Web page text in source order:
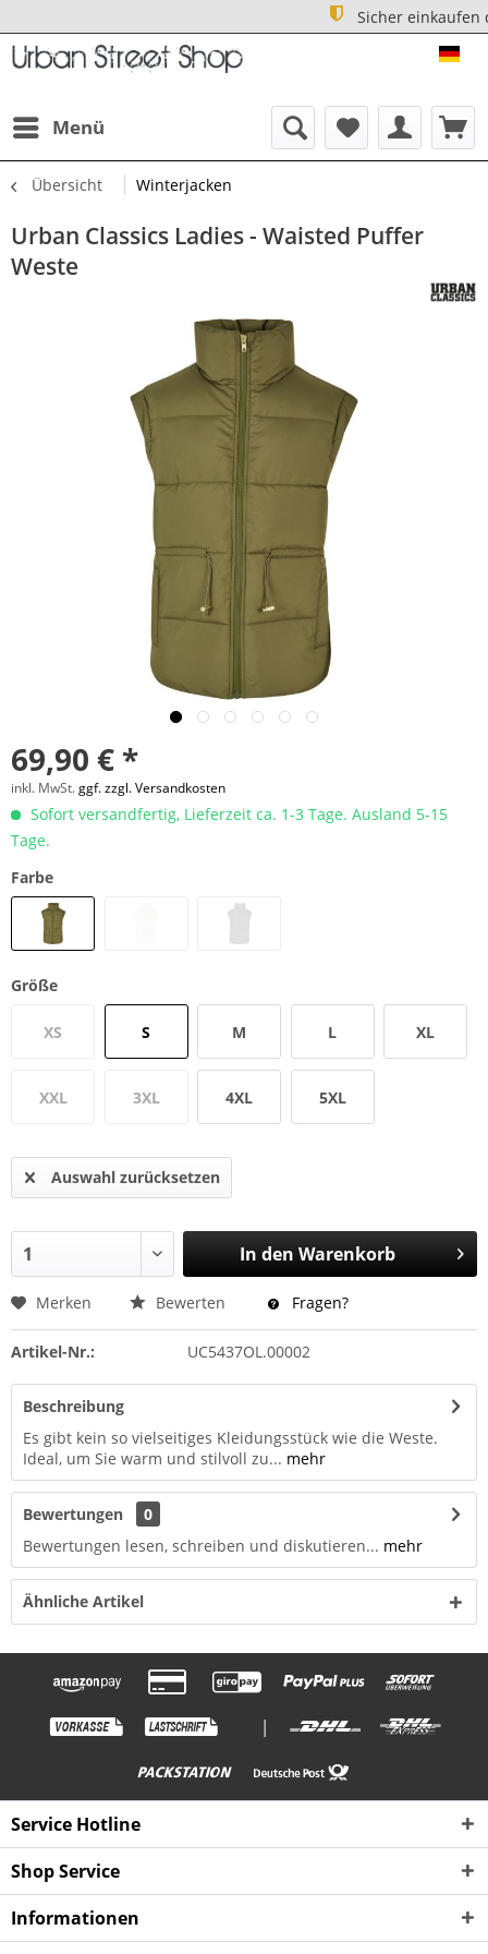
1
Sicher einkaufen
Menü
Übersicht Winterjacken
Urban Classics Ladies - Waisted Puffer
Weste
69,90 € *
inkl. MwSt.ggf. zzgl. Versandkosten
Sofort versandfertig, Lieferzeit ca. 1-3 Tage. Ausland 5-15
Tage.
Farbe
Größe
XS S M L XL
XXL 3XL 4XL 5XL
Auswahl zurücksetzen
In den Warenkorb
Merken Bewerten Fragen?
Artikel-Nr.: UC5437OL.00002
Beschreibung
Es gibt kein so vielseitiges Kleidungsstück wie die Weste.
Ideal, um Sie warm und stilvoll zu... mehr
Bewertungen
0
Bewertungen lesen, schreiben und diskutieren... mehr
Ähnliche Artikel
|
Service Hotline
Shop Service
Informationen